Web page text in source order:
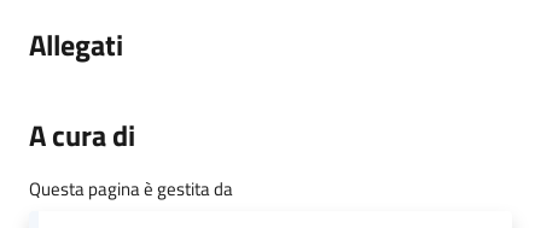
o
gli
Allegati
A cura di
Questa pagina è gestita da